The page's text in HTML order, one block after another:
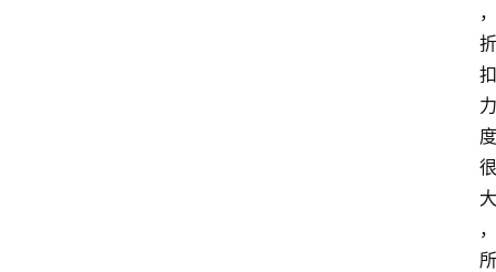
，
折
扣
力
度
很
大
，
所